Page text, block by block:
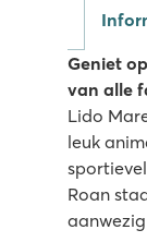
Geniet
van alle
Lido
leuk
Roan